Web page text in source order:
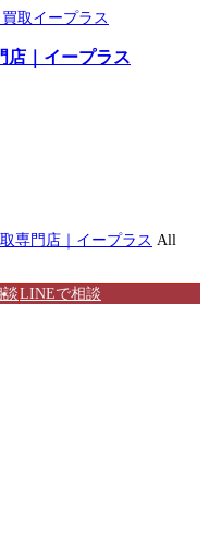
取イープラス
専門店｜イープラス All
談LINEで相談